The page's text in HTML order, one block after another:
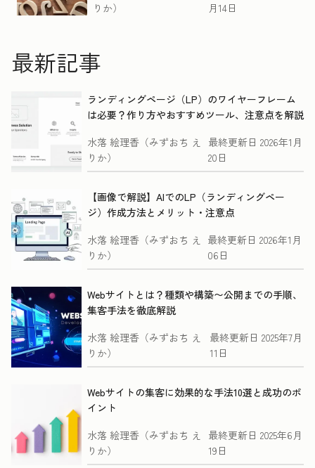
りか）
月14日
最新記事
ランディングページ（LP）のワイヤーフレーム
は必要？作り方やおすすめツール、注意点を解説
水落 絵理香（みずおち え
りか）
最終更新日 2026年1月
20日
【画像で解説】AIでのLP（ランディングペー
ジ）作成方法とメリット・注意点
水落 絵理香（みずおち え
りか）
最終更新日 2026年1月
06日
Webサイトとは？種類や構築〜公開までの手順、
集客手法を徹底解説
水落 絵理香（みずおち え
りか）
最終更新日 2025年7月
11日
Webサイトの集客に効果的な手法10選と成功のポ
イント
水落 絵理香（みずおち え
りか）
最終更新日 2025年6月
19日